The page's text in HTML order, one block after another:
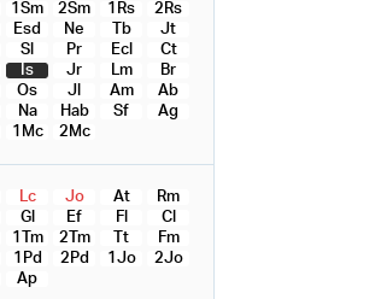
1Sm 2Sm 1Rs
2Rs
Esd Ne Tb
Jt
Sl Pr Ecl
Ct
Is Jr Lm
Br
Os Jl Am
Ab
Na Hab Sf
Ag
1Mc 2Mc
Lc Jo At
Rm
Gl Ef Fl
Cl
1Tm 2Tm Tt
Fm
1Pd 2Pd 1Jo
2Jo
Ap